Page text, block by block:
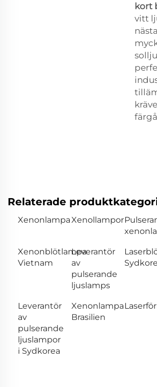
kort
vitt
Relaterade
XenonlampaXenollampor
Xenonblötlampa
Vietnam
Leverantör
av
pulserande
ljuslamps
Leverantör
av
pulserande
ljuslampor
i Sydkorea
Xenonlampa
Brasilien